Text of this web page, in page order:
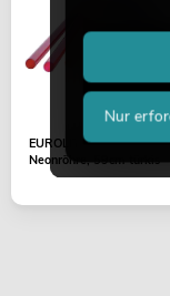
EUROLITE Farbrohr für
Neonröhre, 59cm türkis
Nur